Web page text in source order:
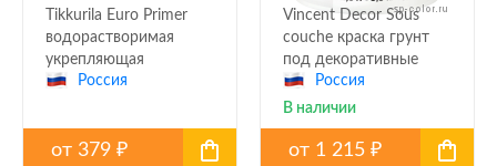
Tikkurila Euro Primer
водорастворимая
укрепляющая
грунтовка глубокого
Россия
от 379 ₽
Vincent Decor Sous
couche краска грунт
под декоративные
покрытия
Россия
В наличии
от 1 215₽